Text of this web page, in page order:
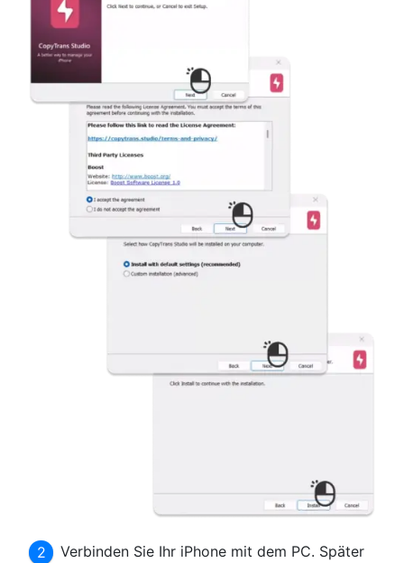
Verbinden Sie Ihr iPhone mit dem PC. Später